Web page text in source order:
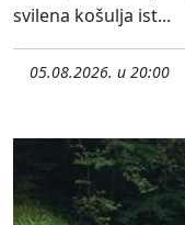
svilena košulja ist...
05.08.2026. u 20:00